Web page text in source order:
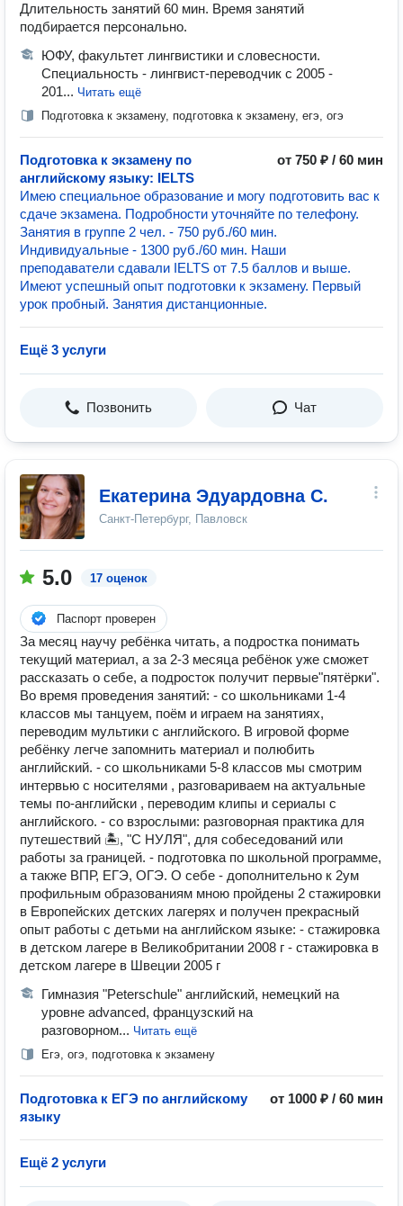
Длительность занятий 60 мин. Время занятий
подбирается персонально.
ЮФУ, факультет лингвистики и словесности.
Специальность - лингвист-переводчик с 2005 -
201... Читать ещё
Подготовка к экзамену, подготовка к экзамену, егэ, огэ
Подготовка к экзамену по
английскому языку: IELTS
от 750 ₽ / 60 мин
Имею специальное образование и могу подготовить вас к
сдаче экзамена. Подробности уточняйте по телефону.
Занятия в группе 2 чел. - 750 руб./60 мин.
Индивидуальные - 1300 руб./60 мин. Наши
преподаватели сдавали IELTS от 7.5 баллов и выше.
Имеют успешный опыт подготовки к экзамену. Первый
урок пробный. Занятия дистанционные.
Ещё 3 услуги
Позвонить Чат
Екатерина Эдуардовна С.
Санкт-Петербург, Павловск
5.0 17 оценок
Паспорт проверен
За месяц научу ребёнка читать, а подростка понимать
текущий материал, а за 2-3 месяца ребёнок уже сможет
рассказать о себе, а подросток получит первые"пятёрки".
Во время проведения занятий: - со школьниками 1-4
классов мы танцуем, поём и играем на занятиях,
переводим мультики с английского. В игровой форме
ребёнку легче запомнить материал и полюбить
английский. - со школьниками 5-8 классов мы смотрим
интервью с носителями , разговариваем на актуальные
темы по-английски , переводим клипы и сериалы с
английского. - со взрослыми: разговорная практика для
путешествий 🏝, "С НУЛЯ", для собеседований или
работы за границей. - подготовка по школьной программе,
а также ВПР, ЕГЭ, ОГЭ. О себе - дополнительно к 2ум
профильным образованиям мною пройдены 2 стажировки
в Европейских детских лагерях и получен прекрасный
опыт работы с детьми на английском языке: - стажировка
в детском лагере в Великобритании 2008 г - стажировка в
детском лагере в Швеции 2005 г
Гимназия "Peterschule" английский, немецкий на
уровне advanced, французский на
разговорном... Читать ещё
Егэ, огэ, подготовка к экзамену
Подготовка к ЕГЭ по английскому
языку
от 1000 ₽ / 60 мин
Ещё 2 услуги